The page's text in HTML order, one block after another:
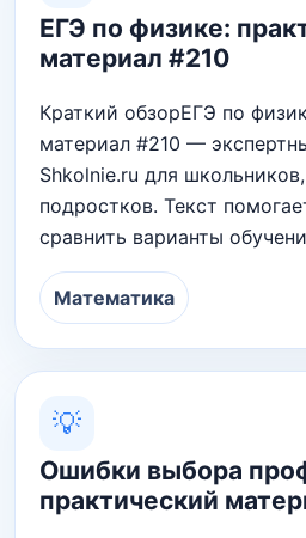
ЕГЭ по физике:
материал #210
Краткий обзорЕГЭ по
материал #210 —
Shkolnie.ru для
подростков. Текст
сравнить варианты
Математика
💡
Ошибки выбора
практический